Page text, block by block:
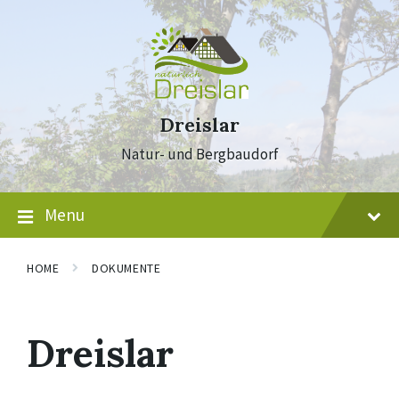
Dreislar
Natur- und Bergbaudorf
Menu
HOME DOKUMENTE
Dreislar